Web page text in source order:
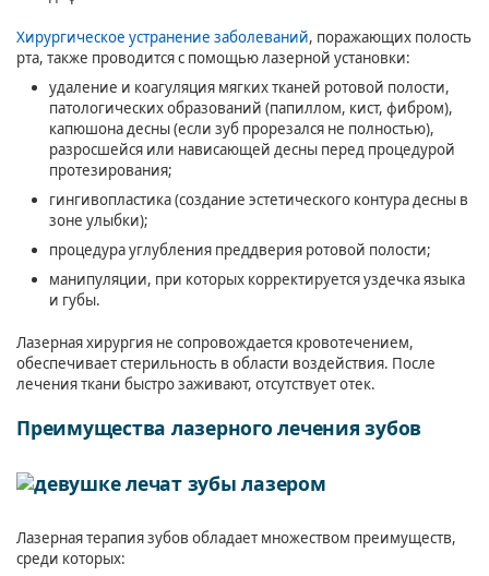
Хирургическое устранение заболеваний, поражающих полость
рта, также проводится с помощью лазерной установки:
удаление и коагуляция мягких тканей ротовой полости,
патологических образований (папиллом, кист, фибром),
капюшона десны (если зуб прорезался не полностью),
разросшейся или нависающей десны перед процедурой
протезирования;
гингивопластика (создание эстетического контура десны в
зоне улыбки);
процедура углубления преддверия ротовой полости;
манипуляции, при которых корректируется уздечка языка
и губы.
Лазерная хирургия не сопровождается кровотечением,
обеспечивает стерильность в области воздействия. После
лечения ткани быстро заживают, отсутствует отек.
Преимущества лазерного лечения зубов
Лазерная терапия зубов обладает множеством преимуществ,
среди которых: